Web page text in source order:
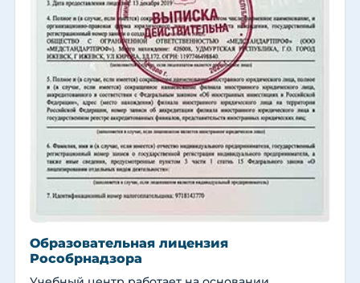
Образовательная лицензия
Рособрнадзора